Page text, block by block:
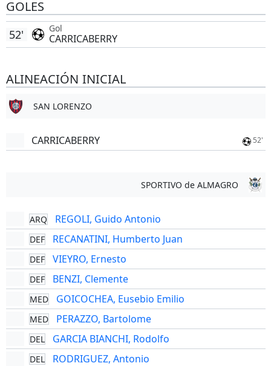
GOLES
Gol
CARRICABERRY
52'
ALINEACIÓN INICIAL
SAN LORENZO
CARRICABERRY 52'
SPORTIVO de ALMAGRO
ARQ REGOLI, Guido Antonio
DEF RECANATINI, Humberto Juan
DEF VIEYRO, Ernesto
DEF BENZI, Clemente
MED GOICOCHEA, Eusebio Emilio
MED PERAZZO, Bartolome
DEL GARCIA BIANCHI, Rodolfo
DEL RODRIGUEZ, Antonio